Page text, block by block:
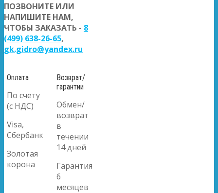
ПОЗВОНИТЕ ИЛИ
НАПИШИТЕ НАМ,
ЧТОБЫ ЗАКАЗАТЬ - 8
(499) 638-26-65,
gk.gidro@yandex.ru
Оплата
По счету
(с НДС)
Visa,
Сбербанк
Золотая
корона
Возврат/
гарантии
Обмен/
возврат
в
течении
14 дней
Гарантия
6
месяцев